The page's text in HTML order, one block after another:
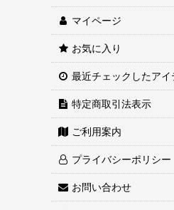
マイページ
お気に入り
最近チェックしたアイ
特定商取引法表示
ご利用案内
プライバシーポリシー
お問い合わせ